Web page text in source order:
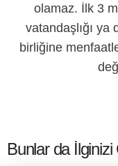
olamaz. İlk 3
vatandaşlığı ya
birliğine
Bunlar da İlginizi